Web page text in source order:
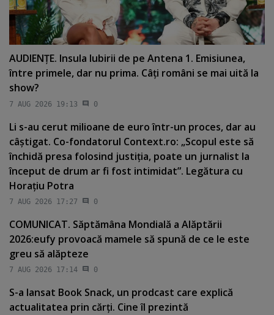
AUDIENŢE. Insula Iubirii de pe Antena 1. Emisiunea,
între primele, dar nu prima. Câţi români se mai uită la
show?
7 AUG 2026 19:13 0
Li s-au cerut milioane de euro într-un proces, dar au
câştigat. Co-fondatorul Context.ro: „Scopul este să
închidă presa folosind justiţia, poate un jurnalist la
început de drum ar fi fost intimidat”. Legătura cu
Horaţiu Potra
7 AUG 2026 17:27 0
COMUNICAT. Săptămâna Mondială a Alăptării
2026:eufy provoacă mamele să spună de ce le este
greu să alăpteze
7 AUG 2026 17:14 0
S-a lansat Book Snack, un prodcast care explică
actualitatea prin cărţi. Cine îl prezintă